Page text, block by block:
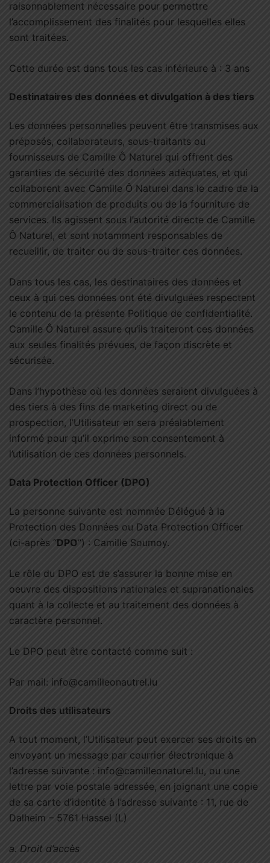
raisonnablement nécessaire pour permettre
l’accomplissement des finalités pour lesquelles elles
sont traitées.
Cette durée est dans tous les cas inférieure à : 3 ans
Destinataires des données et divulgation à des tiers
Les données personnelles peuvent être transmises aux
préposés, collaborateurs, sous-traitants ou
fournisseurs de Camille Ô Naturel qui offrent des
garanties de sécurité des données adéquates, et qui
collaborent avec Camille Ô Naturel dans le cadre de la
commercialisation de produits ou de la fourniture de
services. Ils agissent sous l’autorité directe de Camille
Ô Naturel, et sont notamment responsables de
recueillir, de traiter ou de sous-traiter ces données.
Dans tous les cas, les destinataires des données et
ceux à qui ces données ont été divulguées respectent
le contenu de la présente Politique de confidentialité.
Camille Ô Naturel assure qu’ils traiteront ces données
aux seules finalités prévues, de façon discrète et
sécurisée.
Dans l’hypothèse où les données seraient divulguées à
des tiers à des fins de marketing direct ou de
prospection, l’Utilisateur en sera préalablement
informé pour qu’il exprime son consentement à
l’utilisation de ces données personnels.
Data Protection Officer (DPO)
La personne suivante est nommée Délégué à la
Protection des Données ou Data Protection Officer
(ci-après “DPO“) : Camille Soumoy.
Le rôle du DPO est de s’assurer la bonne mise en
oeuvre des dispositions nationales et supranationales
quant à la collecte et au traitement des données à
caractère personnel.
Le DPO peut être contacté comme suit :
Par mail: info@camilleonautrel.lu
Droits des utilisateurs
A tout moment, l’Utilisateur peut exercer ses droits en
envoyant un message par courrier électronique à
l’adresse suivante : info@camilleonaturel.lu, ou une
lettre par voie postale adressée, en joignant une copie
de sa carte d’identité à l’adresse suivante : 11, rue de
Dalheim – 5761 Hassel (L)
a. Droit d’accès